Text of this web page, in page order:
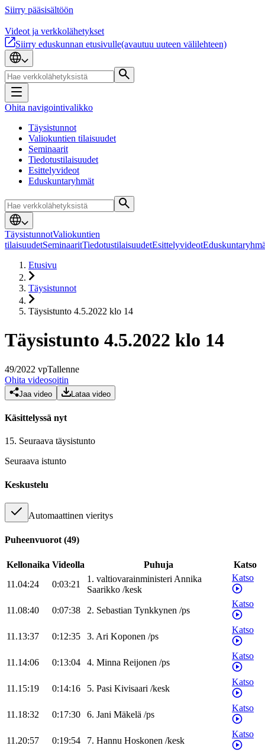
Siirry pääsisältöön
Videot ja verkkolähetykset
Siirry eduskunnan etusivulle(avautuu uuteen välilehteen)
Ohita navigointivalikko
Täysistunnot
Valiokuntien tilaisuudet
Seminaarit
Tiedotustilaisuudet
Esittelyvideot
Eduskuntaryhmät
TäysistunnotValiokuntien
tilaisuudetSeminaaritTiedotustilaisuudetEsittelyvideot
Etusivu
Täysistunnot
Täysistunto 4.5.2022 klo 14
Täysistunto 4.5.2022 klo 14
49/2022 vpTallenne
Ohita videosoitin
Jaa video Lataa video
Käsittelyssä nyt
15. Seuraava täysistunto
Seuraava istunto
Keskustelu
Automaattinen vieritys
Puheenvuorot (49)
Kellonaika Videolla Puhuja
Katso
11.04:24
0:03:21
1. valtiovarainministeriAnnika
Saarikko /kesk
Katso
11.08:40 0:07:38 2. Sebastian Tynkkynen /ps
Katso
11.13:37 0:12:35 3. Ari Koponen /ps
Katso
11.14:06 0:13:04 4. Minna Reijonen /ps
Katso
11.15:19 0:14:16 5. Pasi Kivisaari /kesk
Katso
11.18:32 0:17:30 6. Jani Mäkelä /ps
Katso
11.20:57 0:19:54 7. Hannu Hoskonen /kesk
Katso